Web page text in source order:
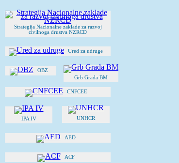
Strategija Nacionalne zaklade za razvoj
civilnoga drustva NZRCD
Ured za udruge
OBZ
Grb Grada BM
CNFCEE
IPA IV UNHCR
AED
ACF